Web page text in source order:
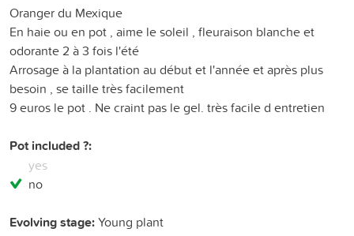
Oranger du Mexique
En haie ou en pot , aime le soleil , fleuraison blanche et
odorante 2 à 3 fois l'été
Arrosage à la plantation au début et l'année et après plus
besoin , se taille très facilement
9 euros le pot . Ne craint pas le gel. très facile d entretien
Pot included ?:
yes
no
Evolving stage:Young plant